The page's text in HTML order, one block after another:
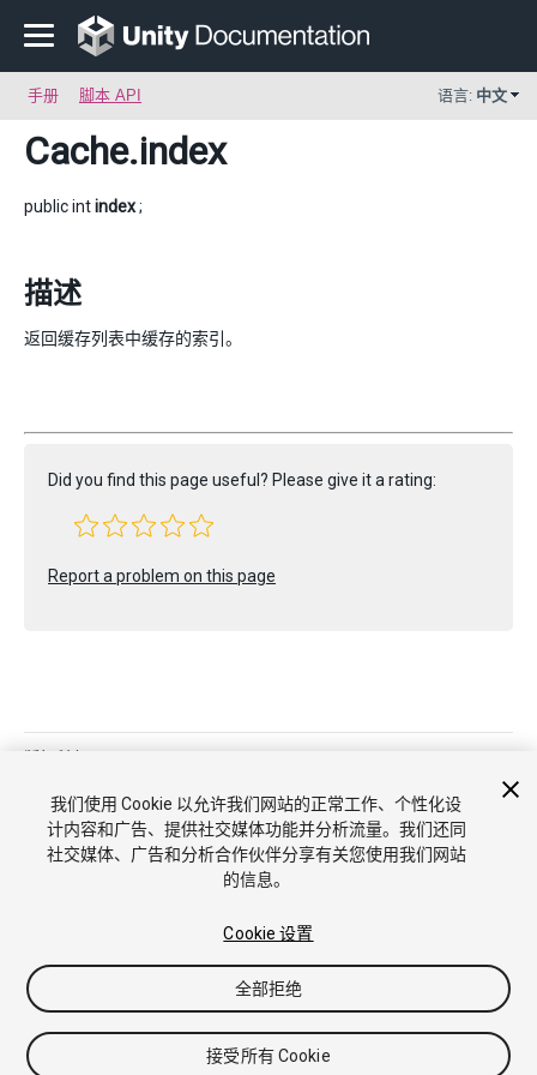
手册 脚本 API 语言: 中文
Cache.index
public intindex;
描述
返回缓存列表中缓存的索引。
Did you find this page useful? Please give it a rating:
Report a problem on this page
法律条款
隐私政策 Cookie
不要出售或分享我的个人信息
Cookie 偏好
我们使用 Cookie 以允许我们网站的正常工作、个性化设
计内容和广告、提供社交媒体功能并分析流量。我们还同
社交媒体、广告和分析合作伙伴分享有关您使用我们网站
的信息。
Cookie 设置
全部拒绝
接受所有 Cookie